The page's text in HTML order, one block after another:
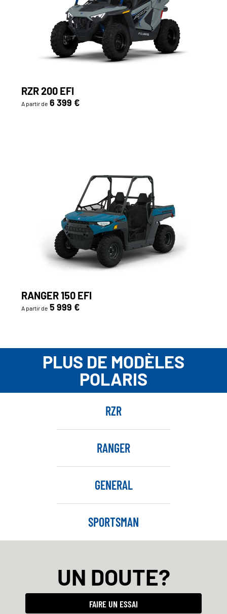
RZR 200 EFI
A partir de 6 399 €
RANGER 150 EFI
A partir de 5 999 €
PLUS DE MODÈLES
POLARIS
RZR
RANGER
GENERAL
SPORTSMAN
UN DOUTE?
FAIRE UN ESSAI